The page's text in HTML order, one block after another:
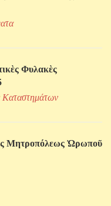
Φυλακὲς
Kαταστημάτων
Μητροπόλεως Ὠρωποῦ